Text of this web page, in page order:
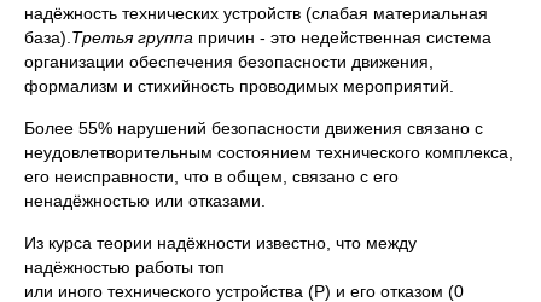
надёжность технических устройств (слабая материальная
база). Третья группа причин - это недейственная система
организации обеспечения безопасности движения,
формализм и стихийность проводимых мероприятий.
Более 55% нарушений безопасности движения связано с
неудовлетворительным состоянием технического комплекса,
его неисправности, что в общем, связано с его
ненадёжностью или отказами.
Из курса теории надёжности известно, что между
надёжностью работы топ
или иного технического устройства (Р) и его отказом (0